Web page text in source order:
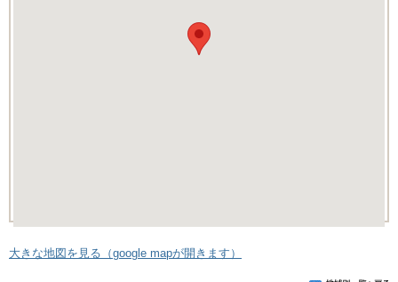
大きな地図を見る（google mapが開きます）